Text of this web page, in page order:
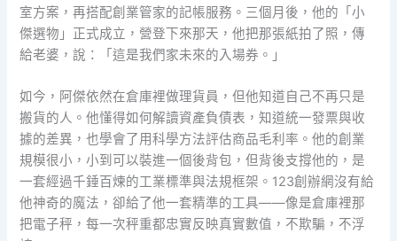
室方案，再搭配創業管家的記帳服務。三個月後，他的「小
傑選物」正式成立，營登下來那天，他把那張紙拍了照，傳
給老婆，說：「這是我們家未來的入場券。」
如今，阿傑依然在倉庫裡做理貨員，但他知道自己不再只是
搬貨的人。他懂得如何解讀資產負債表，知道統一發票與收
據的差異，也學會了用科學方法評估商品毛利率。他的創業
規模很小，小到可以裝進一個後背包，但背後支撐他的，是
一套經過千錘百煉的工業標準與法規框架。123創辦網沒有給
他神奇的魔法，卻給了他一套精準的工具——像是倉庫裡那
把電子秤，每一次秤重都忠實反映真實數值，不欺騙，不浮